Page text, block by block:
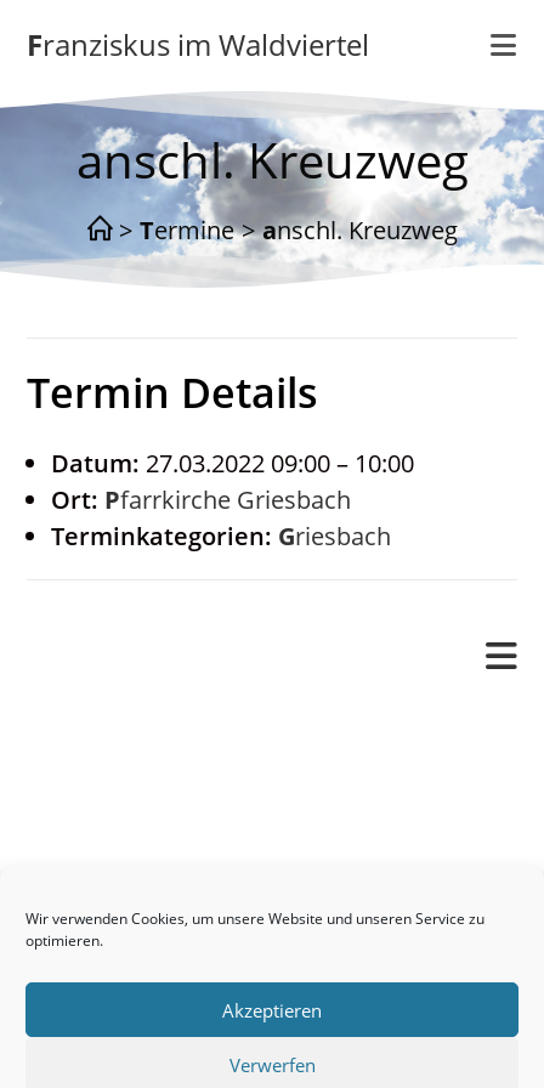
Wir verwenden Cookies, um unsere Website und unseren Service zu
optimieren.
Akzeptieren
Verwerfen
Inhalt
springenFranziskus im Waldviertel
anschl. Kreuzweg
> Termine > anschl. Kreuzweg
Termin Details
Datum: 27.03.2022 09:00– 10:00
Ort:
Pfarrkirche Griesbach
Terminkategorien:
Griesbach
Kontakt
Links
Neuigkeiten
Seelsorge / Sakramente